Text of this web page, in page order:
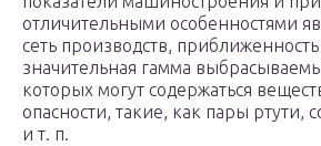
отличительными особенностями
сеть производств,
значительная гамма
которых могут содержаться
опасности, такие, как пары ртути,
и т. п.